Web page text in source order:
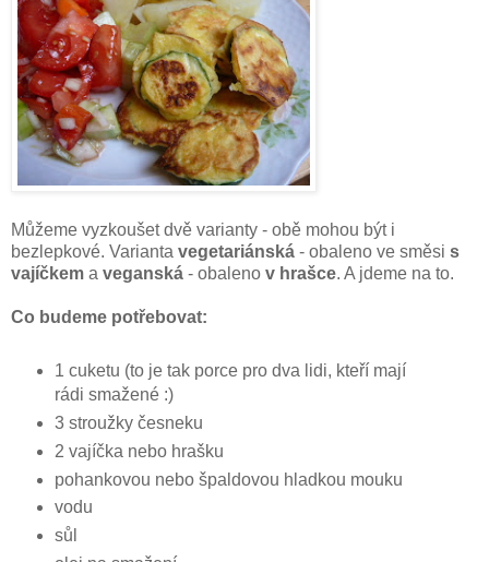
Můžeme vyzkoušet dvě varianty - obě mohou být i
bezlepkové. Varianta vegetariánská - obaleno ve směsi s
vajíčkem a veganská - obaleno v hrašce. A jdeme na to.
Co budeme potřebovat:
1 cuketu (to je tak porce pro dva lidi, kteří mají
rádi smažené :)
3 stroužky česneku
2 vajíčka nebo hrašku
pohankovou nebo špaldovou hladkou mouku
vodu
sůl